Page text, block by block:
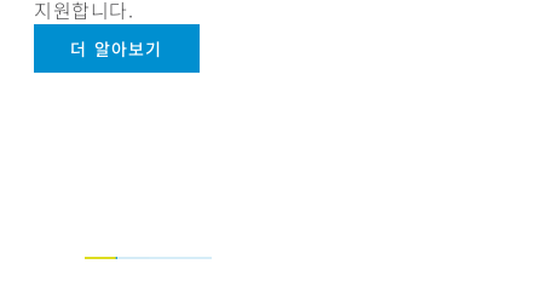
LMPAEK™ 폴리머 – 새로운 PAEK
기반 폴리머로의 확장